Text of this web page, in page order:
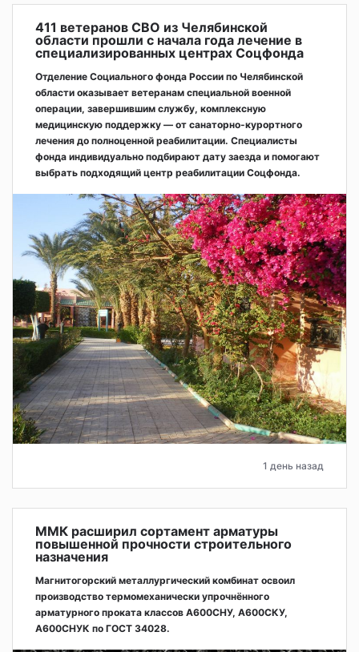
411 ветеранов СВО из Челябинской
области прошли с начала года лечение в
специализированных центрах Соцфонда
Отделение Социального фонда России по Челябинской
области оказывает ветеранам специальной военной
операции, завершившим службу, комплексную
медицинскую поддержку — от санаторно-курортного
лечения до полноценной реабилитации. Специалисты
фонда индивидуально подбирают дату заезда и помогают
выбрать подходящий центр реабилитации Соцфонда.
1 день назад
ММК расширил сортамент арматуры
повышенной прочности строительного
назначения
Магнитогорский металлургический комбинат освоил
производство термомеханически упрочнённого
арматурного проката классов А600СНУ, А600СКУ,
А600СНУК по ГОСТ 34028.